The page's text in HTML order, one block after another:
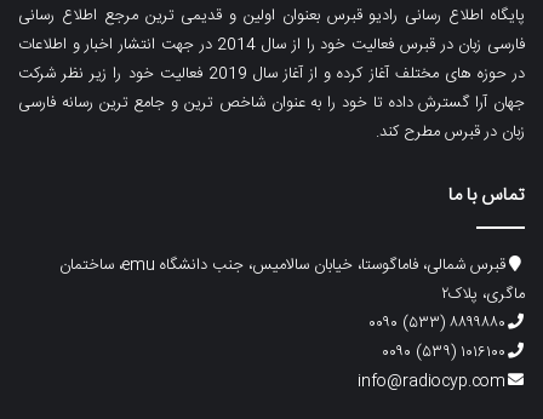
پایگاه اطلاع رسانی رادیو قبرس بعنوان اولین و قدیمی ترین مرجع اطلاع رسانی
فارسی زبان در قبرس فعالیت خود را از سال 2014 در جهت انتشار اخبار و اطلاعات
در حوزه های مختلف آغاز کرده و از آغاز سال 2019 فعالیت خود را زیر نظر شرکت
جهان آرا گسترش داده تا خود را به عنوان شاخص ترین و جامع ترین رسانه فارسی
زبان در قبرس مطرح کند.
تماس با ما
قبرس شمالی، فاماگوستا، خیابان سالامیس، جنب دانشگاه emu، ساختمان
ماگری، پلاک۲
۸۸۹۹۸۸۰ (۵۳۳) ۰۰۹۰
۱۰۱۶۱۰۰ (۵۳۹) ۰۰۹۰
info@radiocyp.com